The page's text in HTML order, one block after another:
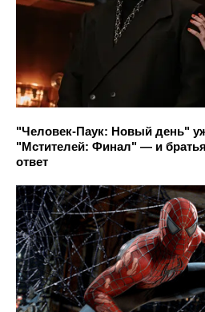
"Человек-Паук: Новый день"
"Мстителей: Финал" — и
ответ